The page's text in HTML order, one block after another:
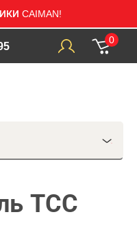
CAIMAN!
0
ТСС